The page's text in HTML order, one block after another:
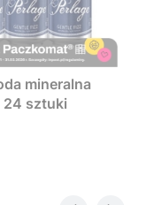
mineralna
24 sztuki